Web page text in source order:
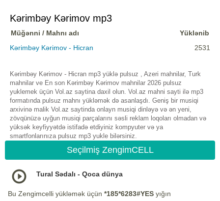
Kərimbəy Kərimov mp3
Müğənni / Mahnı adı
Yüklənib
Kərimbəy Kərimov - Hicran
2531
Kərimbəy Kərimov - Hicran mp3 yüklə pulsuz , Azeri mahnilar, Turk
mahnilar ve En son Kərimbəy Kərimov mahnilar 2026 pulsuz
yuklemek üçün Vol.az saytina daxil olun. Vol.az mahni sayti ilə mp3
formatında pulsuz mahnı yükləmək də asanlaşdı. Geniş bir musiqi
arxivinə malik Vol.az saytinda onlayn musiqi dinləyə və ən yeni,
zövqünüzə uyğun musiqi parçalarını səsli reklam loqoları olmadan və
yüksək keyfiyyətdə istifadə etdiyiniz kompyuter və ya
smartfonlarınıza pulsuz mp3 yukle bilərsiniz.
Seçilmiş ZengimCELL
Tural Sədalı - Qoca dünya
Bu Zengimcelli yükləmək üçün *185*6283#YES yığın